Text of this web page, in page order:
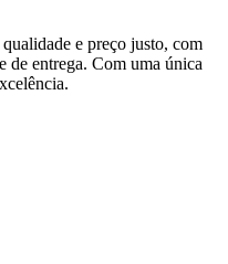
e preço justo, com
de entrega. Com uma única